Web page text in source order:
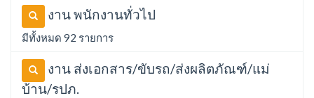
งาน พนักงานทั่วไป
มีทั้งหมด 92 รายการ
งาน ส่งเอกสาร/ขับรถ/ส่งผลิตภัณฑ์/แม่
บ้าน/รปภ.